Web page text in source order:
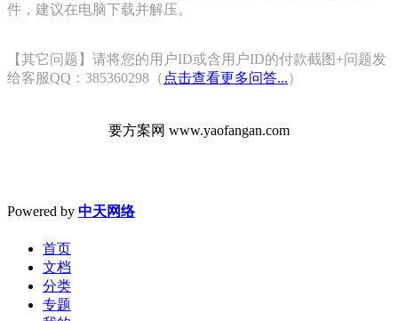
件，建议在电脑下载并解压。
【其它问题】请将您的用户ID或含用户ID的付款截图+问题发
给客服QQ：385360298（ 点击查看更多问答...）
要方案网 www.yaofangan.com
Powered by 中天网络
首页
文档
分类
专题